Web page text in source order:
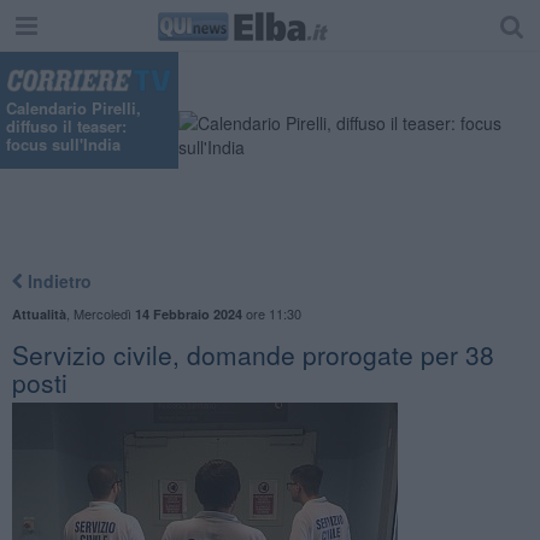
Calendario Pirelli,
diffuso il teaser:
focus sull'India
Indietro
Attualità Mercoledì 14 Febbraio 2024ore 11:30
Servizio civile, domande prorogate per 38
posti